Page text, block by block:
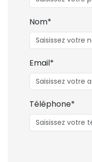
Nom*
Email*
Téléphone*